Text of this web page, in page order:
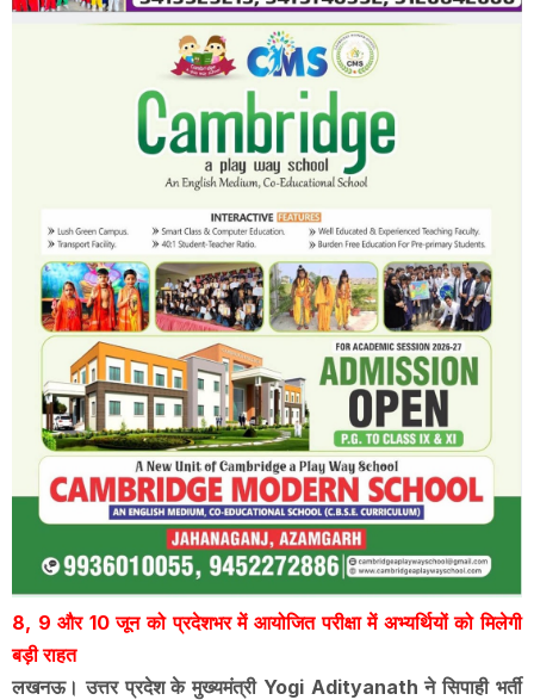
8, 9 और 10 जून को प्रदेशभर में आयोजित परीक्षा में अभ्यर्थियों को मिलेगी
बड़ी राहत
लखनऊ। उत्तर प्रदेश के मुख्यमंत्री Yogi Adityanath ने सिपाही भर्ती